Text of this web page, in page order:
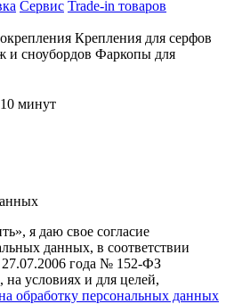
Сервис Trade-in товаров
Крепления для серфов
и сноубордов Фаркопы для
минут
я даю свое согласие
данных, в соответствии
года № 152-ФЗ
условиях и для целей,
обработку персональных данных